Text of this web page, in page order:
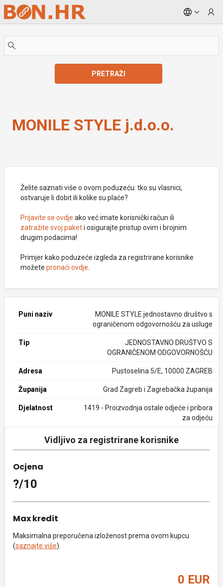
Skip to Main Content
PRETRAŽI
MONILE STYLE j.d.o.o.
Želite saznati više o ovom poduzeću: tko su vlasnici,
ostvaruje li dobit ili kolike su plaće?
Prijavite se ovdje ako već imate korisnički račun ili
zatražite svoj paketi osigurajte pristup ovim i brojnim
drugim podacima!
Primjer kako poduzeće izgleda za registrirane korisnike
možete pronaći ovdje
Puni naziv
MONILE STYLE jednostavno društvo s
ograničenom odgovornošću za usluge
Tip
JEDNOSTAVNO DRUŠTVO S
OGRANIČENOM ODGOVORNOŠĆU
Adresa Pustoselina 5/E, 10000 ZAGREB
Županija Grad Zagreb i Zagrebačka županija
Djelatnost
1419 - Proizvodnja ostale odjeće i pribora
za odjeću
Vidljivo za registrirane korisnike
Ocjena
?/10
Max kredit
Maksimalna preporučena izloženost prema ovom kupcu
(saznajte više).
0 EUR